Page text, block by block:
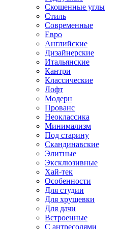
Скошенные углы
Стиль
Современные
Евро
Английские
Дизайнерские
Итальянские
Кантри
Классические
Лофт
Модерн
Прованс
Неоклассика
Минимализм
Под старину
Скандинавские
Элитные
Эксклюзивные
Хай-тек
Особенности
Для студии
Для хрущевки
Для дачи
Встроенные
С антресолями